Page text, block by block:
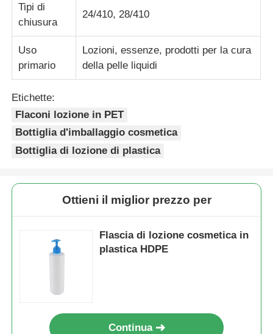
Bottine per prodotti cosmetici
Pompa della lozione della vite
Pompa di lozione a chiusura a clip
Spruzzatore fine della foschia
spruzzatore nasale
Tipi di
chiusura
24/410, 28/410
Uso
primario
Lozioni, essenze, prodotti per la cura
della pelle liquidi
Etichette:
Flaconi lozione in PET
Bottiglia d'imballaggio cosmetica
Bottiglia di lozione di plastica
Ottieni il miglior prezzo per
Flascia di lozione cosmetica in
plastica HDPE
Continua